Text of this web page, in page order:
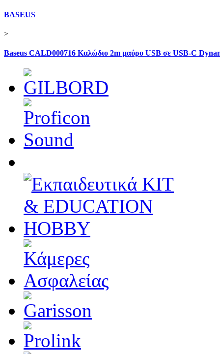
BASEUS
>
Baseus CALD000716 Καλώδιο 2m μαύρο USB σε USB-C